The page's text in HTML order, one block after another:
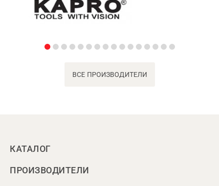
ВСЕ ПРОИЗВОДИТЕЛИ
КАТАЛОГ
ПРОИЗВОДИТЕЛИ